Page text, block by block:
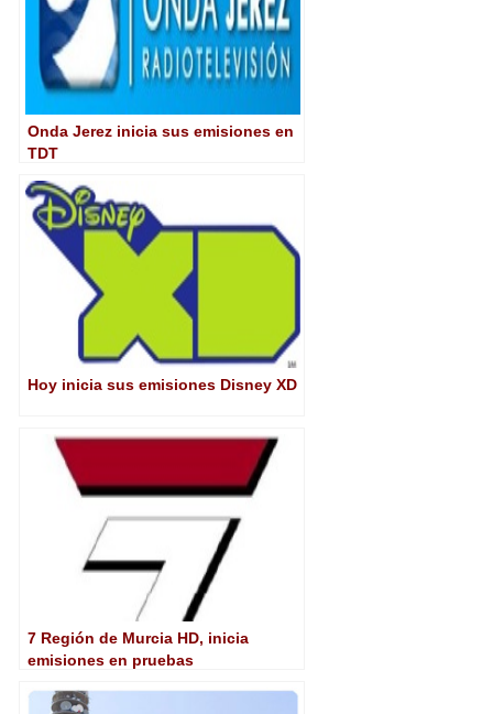
Onda Jerez inicia sus emisiones en
TDT
Hoy inicia sus emisiones Disney XD
7 Región de Murcia HD, inicia
emisiones en pruebas